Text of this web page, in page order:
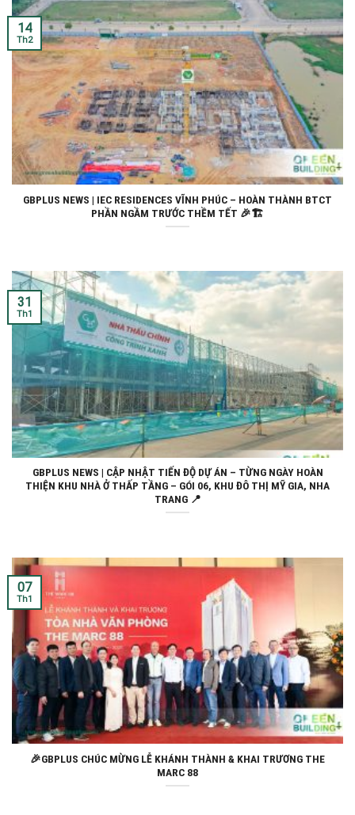
GBPLUS NEWS | IEC RESIDENCES VĨNH PHÚC – HOÀN THÀNH BTCT
PHẦN NGẦM TRƯỚC THỀM TẾT 🎉🏗️
14
Th2
GBPLUS NEWS | CẬP NHẬT TIẾN ĐỘ DỰ ÁN – TỪNG NGÀY HOÀN
THIỆN KHU NHÀ Ở THẤP TẦNG – GÓI 06, KHU ĐÔ THỊ MỸ GIA, NHA
TRANG 📍
31
Th1
🎉GBPLUS CHÚC MỪNG LỄ KHÁNH THÀNH & KHAI TRƯƠNG THE
MARC 88
07
Th1